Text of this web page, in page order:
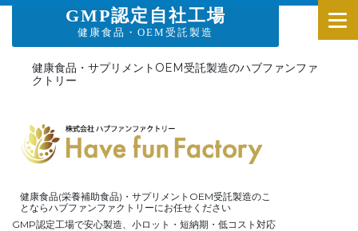
GMP認定自社工場
健康食品・OEM受託製造
健康食品・サプリメントOEM受託製造のハブファンファ
クトリー
健康食品(栄養補助食品)・サプリメントOEM受託製造のこ
とならハブファンファクトリーにお任せください
GMP認定工場で安心製造、小ロット・短納期・低コスト対応